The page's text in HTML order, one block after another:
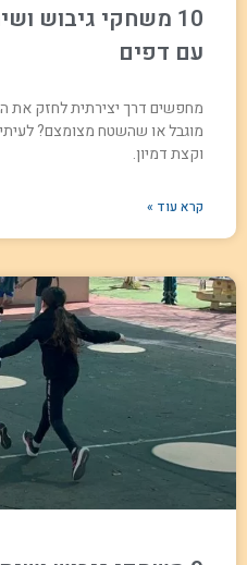
10 משחקי גיבוש
עם דפים
מחפשים דרך יצירתית לחזק את
מוגבל או שהשטח מצומצם?
וקצת דמיון.
קרא עוד »